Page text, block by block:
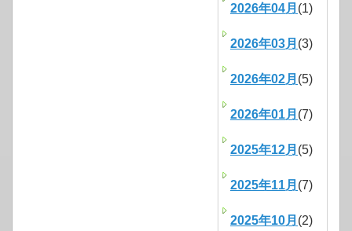
2026年04月 (1)
2026年03月 (3)
2026年02月 (5)
2026年01月 (7)
2025年12月 (5)
2025年11月 (7)
2025年10月 (2)